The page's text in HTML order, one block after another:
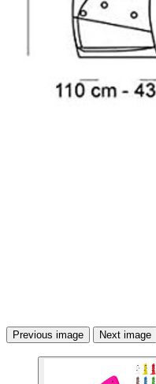
Previous image Next image